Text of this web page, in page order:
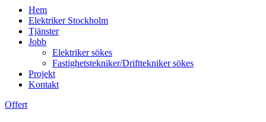
Hem
Elektriker Stockholm
Tjänster
Jobb
Elektriker sökes
Fastighetstekniker/Drifttekniker sökes
Projekt
Kontakt
Offert